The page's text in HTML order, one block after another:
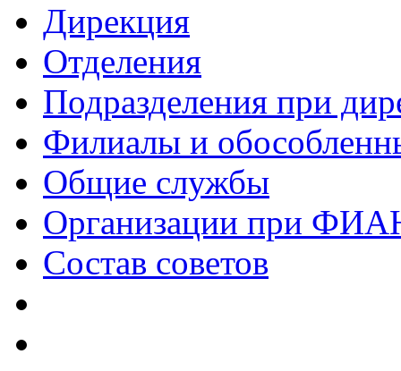
Дирекция
Отделения
Подразделения при
Филиалы и
Общие службы
Организации при
Состав советов